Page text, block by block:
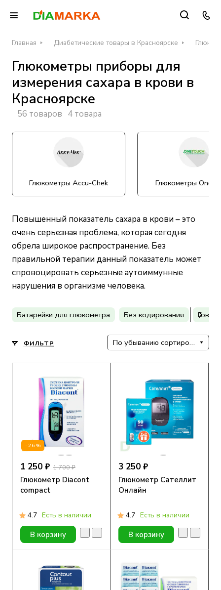
Главная Диабетические товары в Красноярске
Глюкометры приборы для
измерения сахара в крови в
Красноярске
56 товаров 4 товара
Глюкометры Accu-Chek Глюкометры
Повышенный показатель сахара в крови – это
очень серьезная проблема, которая сегодня
обрела широкое распространение. Без
правильной терапии данный показатель может
спровоцировать серьезные аутоиммунные
нарушения в организме человека.
Батарейки для глюкометра Без кодирования
ФИЛЬТР По убыванию сортировки
-26%
1 250 ₽ 1 700 ₽
Глюкометр Diacont
compact
4.7 Есть в наличии
В корзину
3 250 ₽
Глюкометр Сателлит
Онлайн
4.7 Есть в наличии
В корзину